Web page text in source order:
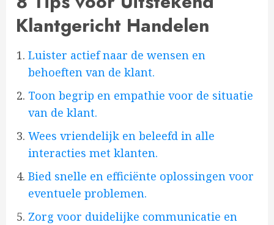
Klantgericht Handelen
Luister actief naar de wensen en
behoeften van de klant.
Toon begrip en empathie voor de situatie
van de klant.
Wees vriendelijk en beleefd in alle
interacties met klanten.
Bied snelle en efficiënte oplossingen voor
eventuele problemen.
Zorg voor duidelijke communicatie en